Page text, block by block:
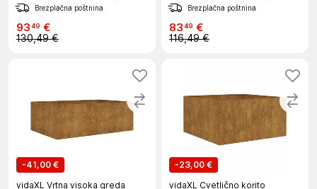
Brezplačna poštnina
9349 €
130,49 €
Brezplačna poštnina
8349 €
116,49 €
-41,00 €
vidaXL Vrtna visoka greda
-23,00 €
vidaXL Cvetlično korito